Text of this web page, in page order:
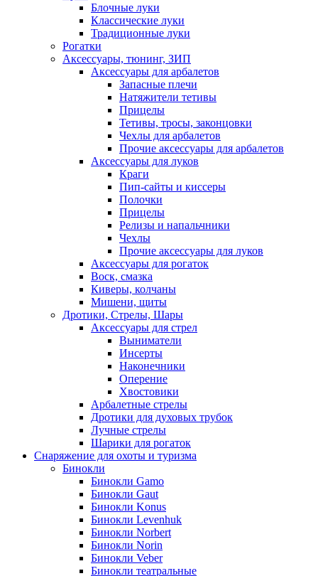
Блочные луки
Классические луки
Традиционные луки
Рогатки
Аксессуары, тюнинг, ЗИП
Аксессуары для арбалетов
Запасные плечи
Натяжители тетивы
Прицелы
Тетивы, тросы, законцовки
Чехлы для арбалетов
Прочие аксессуары для арбалетов
Аксессуары для луков
Краги
Пип-сайты и киссеры
Полочки
Прицелы
Релизы и напальчники
Чехлы
Прочие аксессуары для луков
Аксессуары для рогаток
Воск, смазка
Киверы, колчаны
Мишени, щиты
Дротики, Стрелы, Шары
Аксессуары для стрел
Выниматели
Инсерты
Наконечники
Оперение
Хвостовики
Арбалетные стрелы
Дротики для духовых трубок
Лучные стрелы
Шарики для рогаток
Снаряжение для охоты и туризма
Бинокли
Бинокли Gamo
Бинокли Gaut
Бинокли Konus
Бинокли Levenhuk
Бинокли Norbert
Бинокли Norin
Бинокли Veber
Бинокли театральные